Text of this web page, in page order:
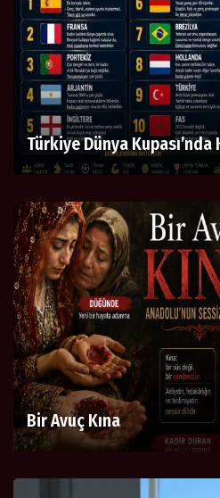
Türkiye Dünya Kupası’nda
Bir Avuç Kına